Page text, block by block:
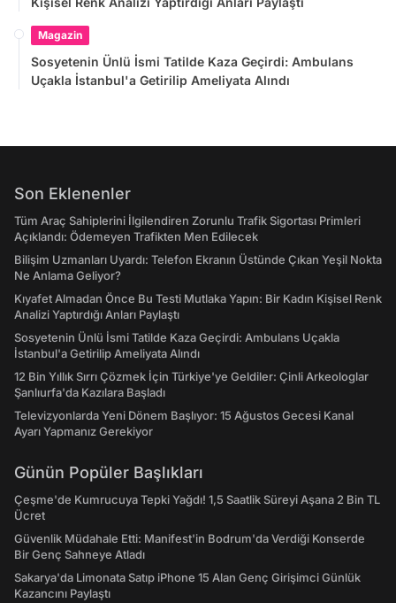
Magazin
Sosyetenin Ünlü İsmi Tatilde Kaza Geçirdi: Ambulans
Uçakla İstanbul'a Getirilip Ameliyata Alındı
Son Eklenenler
Tüm Araç Sahiplerini İlgilendiren Zorunlu Trafik Sigortası Primleri
Açıklandı: Ödemeyen Trafikten Men Edilecek
Bilişim Uzmanları Uyardı: Telefon Ekranın Üstünde Çıkan Yeşil Nokta
Ne Anlama Geliyor?
Kıyafet Almadan Önce Bu Testi Mutlaka Yapın: Bir Kadın Kişisel Renk
Analizi Yaptırdığı Anları Paylaştı
Sosyetenin Ünlü İsmi Tatilde Kaza Geçirdi: Ambulans Uçakla
İstanbul'a Getirilip Ameliyata Alındı
12 Bin Yıllık Sırrı Çözmek İçin Türkiye'ye Geldiler: Çinli Arkeologlar
Şanlıurfa'da Kazılara Başladı
Televizyonlarda Yeni Dönem Başlıyor: 15 Ağustos Gecesi Kanal
Ayarı Yapmanız Gerekiyor
Günün Popüler Başlıkları
Çeşme'de Kumrucuya Tepki Yağdı! 1,5 Saatlik Süreyi Aşana 2 Bin TL
Ücret
Güvenlik Müdahale Etti: Manifest'in Bodrum'da Verdiği Konserde
Bir Genç Sahneye Atladı
Sakarya'da Limonata Satıp iPhone 15 Alan Genç Girişimci Günlük
Kazancını Paylaştı